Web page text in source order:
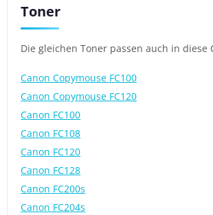
Toner
Die gleichen Toner passen auch in diese
Canon Copymouse FC100
Canon Copymouse FC120
Canon FC100
Canon FC108
Canon FC120
Canon FC128
Canon FC200s
Canon FC204s